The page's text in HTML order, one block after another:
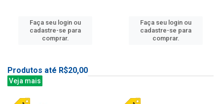
Faça seu login ou
cadastre-se para
comprar.
Faça seu login ou
cadastre-se para
comprar.
Produtos até R$20,00
Veja mais